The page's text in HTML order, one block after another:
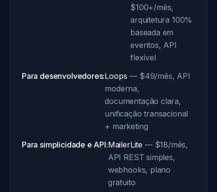
$100+/mês,
arquitetura 100%
baseada em
eventos, API
flexível
Para desenvolvedores:Loops — $49/mês, API
moderna,
documentação clara,
unificação transacional
+ marketing
Para simplicidade e API:MailerLite — $18/mês,
API REST simples,
webhooks, plano
gratuito